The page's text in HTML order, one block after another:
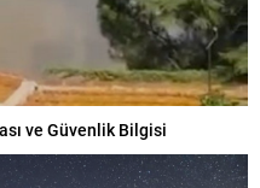
ve Güvenlik Bilgisi